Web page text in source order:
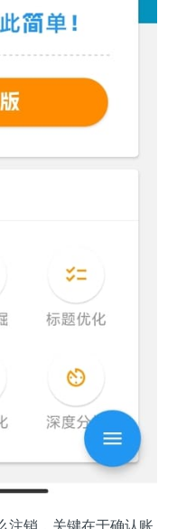
注销，关键在于确认账